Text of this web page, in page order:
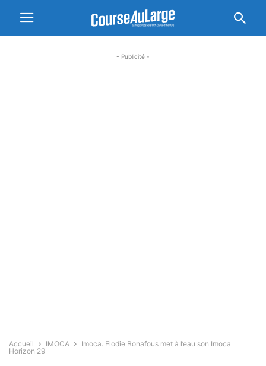
- Publicité -
Accueil IMOCA
Imoca. Elodie Bonafous met à l’eau son Imoca
Horizon 29